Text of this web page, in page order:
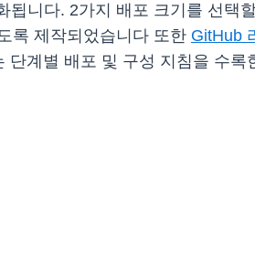
니다. 2가지 배포 크기를 선택
록 제작되었습니다 또한 GitHub
계별 배포 및 구성 지침을 수록